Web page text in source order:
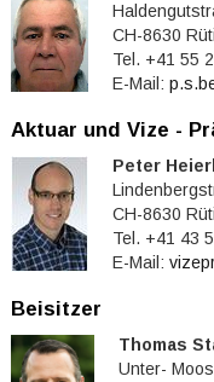
CH-8630
Tel. +41 55
E-Mail:
Aktuar und Vize -
Peter
CH-8630 Rüti
Tel. +41 43
E-Mail:
Beisitzer
Thomas
Unter- Moos